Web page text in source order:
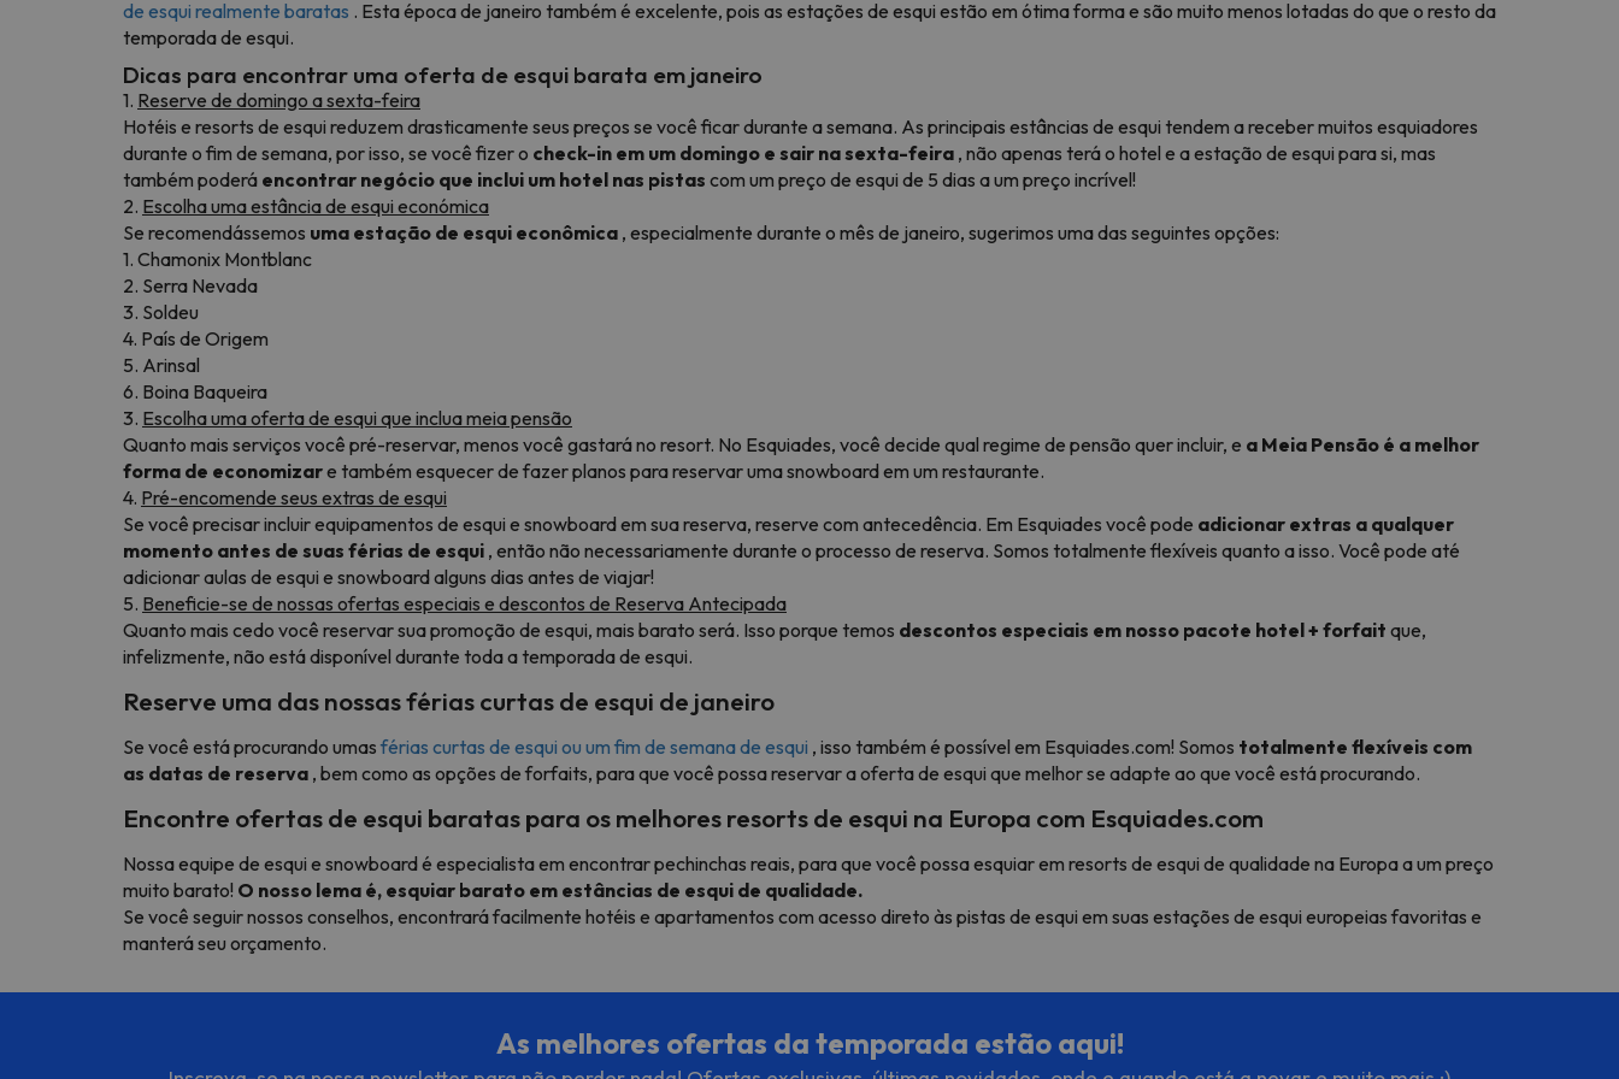
de esqui realmente baratas . Esta época de janeiro também é excelente, pois as estações de esqui estão em ótima forma e são muito menos lotadas do que o resto da
temporada de esqui.
Dicas para encontrar uma oferta de esqui barata em janeiro
1. Reserve de domingo a sexta-feira
Hotéis e resorts de esqui reduzem drasticamente seus preços se você ficar durante a semana. As principais estâncias de esqui tendem a receber muitos esquiadores
durante o fim de semana, por isso, se você fizer o check-in em um domingo e sair na sexta-feira , não apenas terá o hotel e a estação de esqui para si, mas
também poderá encontrar negócio que inclui um hotel nas pistas com um preço de esqui de 5 dias a um preço incrível!
2. Escolha uma estância de esqui económica
Se recomendássemos uma estação de esqui econômica , especialmente durante o mês de janeiro, sugerimos uma das seguintes opções:
1. Chamonix Montblanc
2. Serra Nevada
3. Soldeu
4. País de Origem
5. Arinsal
6. Boina Baqueira
3. Escolha uma oferta de esqui que inclua meia pensão
Quanto mais serviços você pré-reservar, menos você gastará no resort. No Esquiades, você decide qual regime de pensão quer incluir, e a Meia Pensão é a melhor
forma de economizare também esquecer de fazer planos para reservar uma snowboard em um restaurante.
4. Pré-encomende seus extras de esqui
Se você precisar incluir equipamentos de esqui e snowboard em sua reserva, reserve com antecedência. Em Esquiades você pode adicionar extras a qualquer
momento antes de suas férias de esqui , então não necessariamente durante o processo de reserva. Somos totalmente flexíveis quanto a isso. Você pode até
adicionar aulas de esqui e snowboard alguns dias antes de viajar!
5. Beneficie-se de nossas ofertas especiais e descontos de Reserva Antecipada
Quanto mais cedo você reservar sua promoção de esqui, mais barato será. Isso porque temos descontos especiais em nosso pacote hotel + forfait que,
infelizmente, não está disponível durante toda a temporada de esqui.
Reserve uma das nossas férias curtas de esqui de janeiro
Se você está procurando umas férias curtas de esqui ou um fim de semana de esqui , isso também é possível em Esquiades.com! Somos totalmente flexíveis com
as datas de reserva , bem como as opções de forfaits, para que você possa reservar a oferta de esqui que melhor se adapte ao que você está procurando.
Encontre ofertas de esqui baratas para os melhores resorts de esqui na Europa com Esquiades.com
Nossa equipe de esqui e snowboard é especialista em encontrar pechinchas reais, para que você possa esquiar em resorts de esqui de qualidade na Europa a um preço
muito barato! O nosso lema é, esquiar barato em estâncias de esqui de qualidade.
Se você seguir nossos conselhos, encontrará facilmente hotéis e apartamentos com acesso direto às pistas de esqui em suas estações de esqui europeias favoritas e
manterá seu orçamento.
As melhores ofertas da temporada estão aqui!